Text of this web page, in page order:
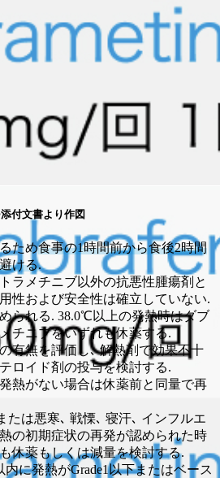
付文書より作図
ため食事の1時間前から食後2時間
ける.
ラメチニブ以外の抗悪性腫瘍剤と
性および安全性は確立していない.
られる. 38.0℃以上の発熱時はダブ
チニブをいずれも休薬する.
有無を評価し､ 解熱剤で効果不十
ロイド剤の投与を検討する.
熱がない場合は休薬前と同量で再
たは悪寒､ 戦慄､ 寝汗､ インフルエ
の初期症状の再発が認められた時
休薬もしくは減量を検討する.
に発熱がGrade1以下またはベース